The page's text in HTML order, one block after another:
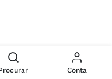
Conta